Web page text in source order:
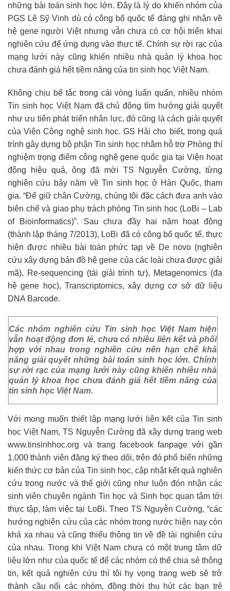
những bài toán sinh học lớn. Đây là lý do khiến nhóm của
PGS Lê Sỹ Vinh dù có công bố quốc tế đáng ghi nhận về
hệ gene người Việt nhưng vẫn chưa có cơ hội triển khai
nghiên cứu để ứng dụng vào thực tế. Chính sự rời rạc của
mạng lưới này cũng khiến nhiều nhà quản lý khoa học
chưa đánh giá hết tiềm năng của tin sinh học Việt Nam.
Không chịu bế tắc trong cái vòng luẩn quẩn, nhiều nhóm
Tin sinh học Việt Nam đã chủ động tìm hướng giải quyết
như ưu tiên phát triển nhân lực, đó cũng là cách giải quyết
của Viện Công nghệ sinh học. GS Hải cho biết, trong quá
trình gây dựng bộ phận Tin sinh học nhằm hỗ trợ Phòng thí
nghiệm trọng điểm công nghệ gene quốc gia tại Viện hoạt
động hiệu quả, ông đã mời TS Nguyễn Cường, từng
nghiên cứu bảy năm về Tin sinh học ở Hàn Quốc, tham
gia. “Để giữ chân Cường, chúng tôi đặc cách đưa anh vào
biên chế và giao phụ trách phòng Tin sinh học (LoBi – Lab
of Bioinformatics)”. Sau chưa đầy hai năm hoạt động
(thành lập tháng 7/2013), LoBi đã có công bố quốc tế, thực
hiện được nhiều bài toán phức tạp về De novo (nghiên
cứu xây dựng bản đồ hệ gene của các loài chưa được giải
mã), Re-sequencing (tái giải trình tự), Metagenomics (đa
hệ gene học), Transcriptomics, xây dựng cơ sở dữ liệu
DNA Barcode.
Các nhóm nghiên cứu Tin sinh học Việt Nam hiện
vẫn hoạt động đơn lẻ, chưa có nhiều liên kết và phối
hợp với nhau trong nghiên cứu nên hạn chế khả
năng giải quyết những bài toán sinh học lớn. Chính
sự rời rạc của mạng lưới này cũng khiến nhiều nhà
quản lý khoa học chưa đánh giá hết tiềm năng của
tin sinh học Việt Nam.
Với mong muốn thiết lập mạng lưới liên kết của Tin sinh
học Việt Nam, TS Nguyễn Cường đã xây dựng trang web
www.tinsinhhoc.org và trang facebook fanpage với gần
1.000 thành viên đăng ký theo dõi, trên đó phổ biến những
kiến thức cơ bản của Tin sinh học, cập nhật kết quả nghiên
cứu trong nước và thế giới cũng như luôn đón nhận các
sinh viên chuyên ngành Tin học và Sinh học quan tâm tới
thực tập, làm việc tại LoBi. Theo TS Nguyễn Cường, “các
hướng nghiên cứu của các nhóm trong nước hiện nay còn
khá xa nhau và cũng thiếu thông tin về đề tài nghiên cứu
của nhau. Trong khi Việt Nam chưa có một trung tâm dữ
liệu lớn như của quốc tế để các nhóm có thể chia sẻ thông
tin, kết quả nghiên cứu thì tôi hy vọng trang web sẽ trở
thành cầu nối các nhóm, đồng thời thu hút các bạn trẻ